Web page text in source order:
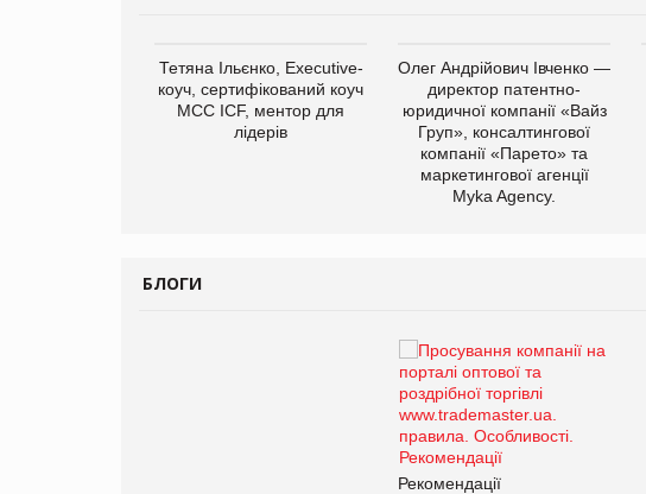
Тетяна Ільєнко, Executive-
коуч, сертифікований коуч
МСС ICF, ментор для
лідерів
Олег Андрійович Івченко —
директор патентно-
юридичної компанії «Вайз
Груп», консалтингової
компанії «Парето» та
маркетингової агенції
Myka Agency.
БЛОГИ
Рекомендації